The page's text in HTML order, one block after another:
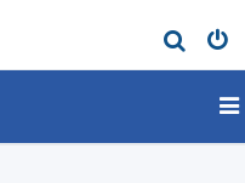
o
k